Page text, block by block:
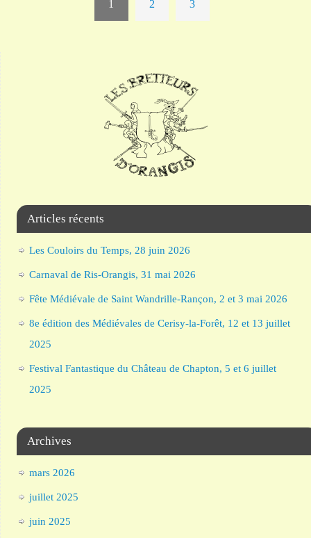
1 2 3
Articles récents
Les Couloirs du Temps, 28 juin 2026
Carnaval de Ris-Orangis, 31 mai 2026
Fête Médiévale de Saint Wandrille-Rançon, 2 et 3 mai 2026
8e édition des Médiévales de Cerisy-la-Forêt, 12 et 13 juillet
2025
Festival Fantastique du Château de Chapton, 5 et 6 juillet
2025
Archives
mars 2026
juillet 2025
juin 2025